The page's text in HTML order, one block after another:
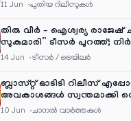
11 Jun പുതിയ റിലീസുകള്‍
തിരു വീർ – ഐശ്വര്യ രാജേഷ്
സുകുമാരി” ടീസർ പുറത്ത്;
എന്റർടൈൻമെന്റ്‌സ്
14 Jun ടീസര്‍ / ട്രെയിലര്‍
ബ്ലാസ്റ്റ് ഓടിടി റിലീസ്
അവകാശങ്ങൾ സ്വന്തമാക്കി
10 Jun ചാനല്‍ വാര്‍ത്തകള്‍